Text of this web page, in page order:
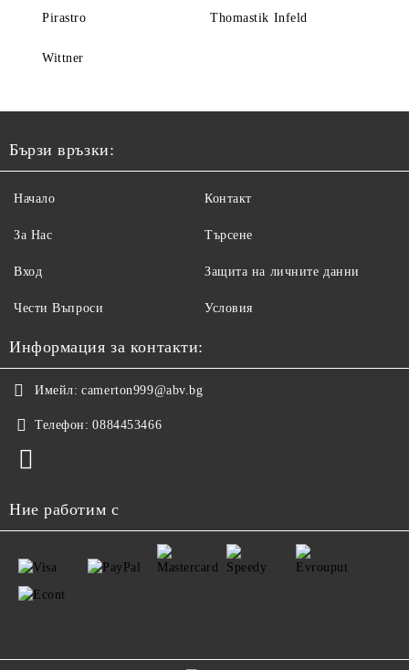
Pirastro Thomastik Infeld
Wittner
Бързи връзки:
Начало
За Нас
Вход
Чести Въпроси
Контакт
Търсене
Защита на личните данни
Условия
Информация за контакти:
Имейл: camerton999@abv.bg
Телефон: 0884453466
Ние работим с